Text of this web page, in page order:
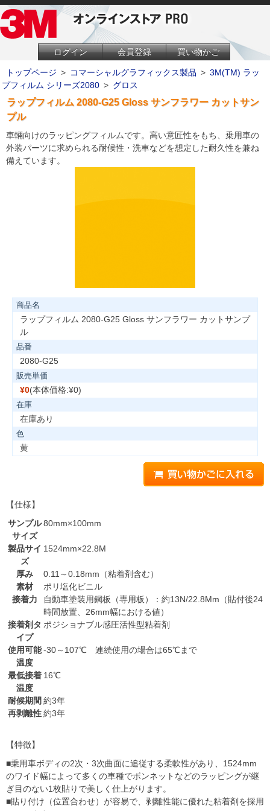
ログイン 会員登録 買い物かご
トップページ > コマーシャルグラフィックス製品 > 3M(TM) ラッ
プフィルム シリーズ2080 > グロス
ラップフィルム 2080-G25 Gloss サンフラワー カットサン
プル
車輛向けのラッピングフィルムです。高い意匠性をもち、乗用車の
外装パーツに求められる耐候性・洗車などを想定した耐久性を兼ね
備えています。
商品名
ラップフィルム 2080-G25 Gloss サンフラワー カットサンプ
ル
品番
2080-G25
販売単価
¥0(本体価格:¥0)
在庫
在庫あり
色
黄
【仕様】
サンプル
サイズ
80mm×100mm
製品サイ
ズ
1524mm×22.8M
厚み
0.11～0.18mm（粘着剤含む）
素材
ポリ塩化ビニル
接着力
自動車塗装用鋼板（専用板）：約13N/22.8Mm（貼付後24
時間放置、26mm幅における値）
接着剤タ
イプ
ポジショナブル感圧活性型粘着剤
使用可能
温度
-30～107℃ 連続使用の場合は65℃まで
最低接着
温度
16℃
耐候期間 約3年
再剥離性約3年
【特徴】
■乗用車ボディの2次・3次曲面に追従する柔軟性があり、1524mm
のワイド幅によって多くの車種でボンネットなどのラッピングが継
ぎ目のない1枚貼りで美しく仕上がります。
■貼り付け（位置合わせ）が容易で、剥離性能に優れた粘着剤を採用